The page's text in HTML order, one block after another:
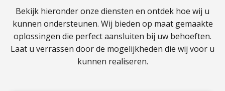
Bekijk hieronder onze diensten en ontdek hoe wij u
kunnen ondersteunen. Wij bieden op maat gemaakte
oplossingen die perfect aansluiten bij uw behoeften.
Laat u verrassen door de mogelijkheden die wij voor u
kunnen realiseren.